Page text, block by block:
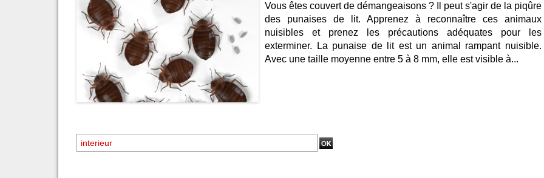
Vous êtes couvert de démangeaisons ? Il peut s'agir de la piqûre
des punaises de lit. Apprenez à reconnaître ces animaux
nuisibles et prenez les précautions adéquates pour les
exterminer. La punaise de lit est un animal rampant nuisible.
Avec une taille moyenne entre 5 à 8 mm, elle est visible à...